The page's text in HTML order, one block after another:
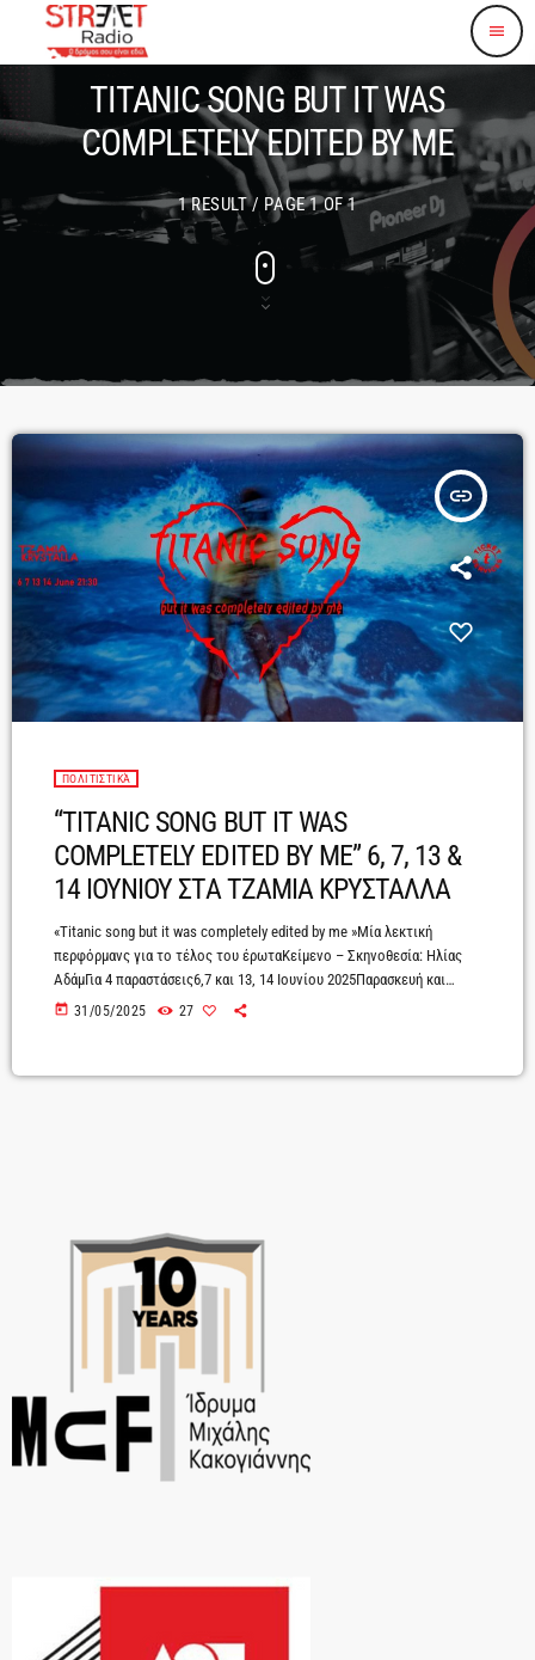
menu
TITANIC SONG BUT IT WAS
COMPLETELY EDITED BY ME
1 RESULT / PAGE 1 OF 1
insert_link
ΠΟΛΙΤΙΣΤΙΚΆ
“TITANIC SONG BUT IT WAS
COMPLETELY EDITED BY ME” 6, 7, 13 &
14 ΙΟΥΝΙΟΥ ΣΤΑ ΤΖΑΜΙΑ ΚΡΥΣΤΑΛΛΑ
«Titanic song but it was completely edited by me »Μία λεκτική
περφόρμανς για το τέλος του έρωταΚείμενο – Σκηνοθεσία: Ηλίας
ΑδάμΓια 4 παραστάσεις6,7 και 13, 14 Ιουνίου 2025Παρασκευή και
Σάββατο στις 21:30Τζάμια ΚρύσταλλαΎστερα από συνεργασίες με
Ruhr, το Theater Oberhausen κ.α. – ο Ηλίας Αδάμ παρουσιάζει μια
today 31/05/2025 27